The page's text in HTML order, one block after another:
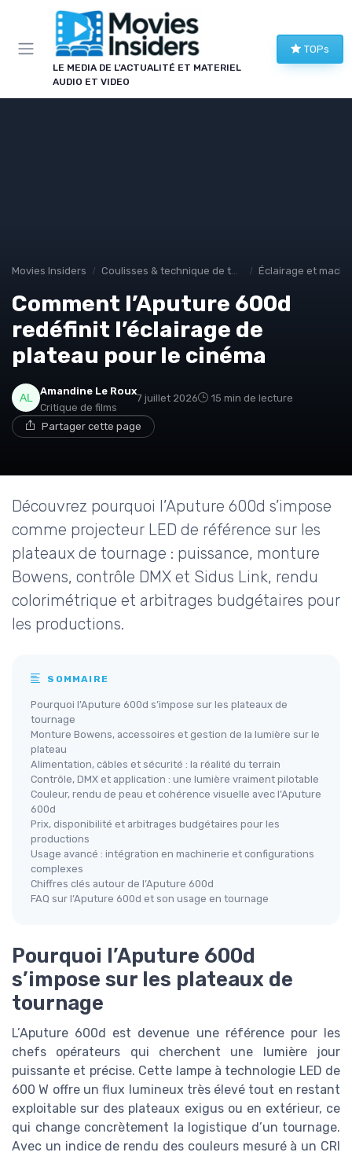
LE MEDIA DE L'ACTUALITÉ ET MATERIEL
AUDIO ET VIDEO
TOPs
Movies Insiders Coulisses & technique de tournage Éclairage et
Comment l’Aputure 600d
redéfinit l’éclairage de
plateau pour le cinéma
Amandine Le Roux
Critique de films
7 juillet 2026 15 min de lecture
Partager cette page
Découvrez pourquoi l’Aputure 600d s’impose
comme projecteur LED de référence sur les
plateaux de tournage : puissance, monture
Bowens, contrôle DMX et Sidus Link, rendu
colorimétrique et arbitrages budgétaires pour
les productions.
SOMMAIRE
Pourquoi l’Aputure 600d s’impose sur les plateaux de
tournage
Monture Bowens, accessoires et gestion de la lumière sur le
plateau
Alimentation, câbles et sécurité : la réalité du terrain
Contrôle, DMX et application : une lumière vraiment pilotable
Couleur, rendu de peau et cohérence visuelle avec l’Aputure
600d
Prix, disponibilité et arbitrages budgétaires pour les
productions
Usage avancé : intégration en machinerie et configurations
complexes
Chiffres clés autour de l’Aputure 600d
FAQ sur l’Aputure 600d et son usage en tournage
Pourquoi l’Aputure 600d
s’impose sur les plateaux de
tournage
L’Aputure 600d est devenue une référence pour les
chefs opérateurs qui cherchent une lumière jour
puissante et précise. Cette lampe à technologie LED de
600 W offre un flux lumineux très élevé tout en restant
exploitable sur des plateaux exigus ou en extérieur, ce
qui change concrètement la logistique d’un tournage.
Avec un indice de rendu des couleurs mesuré à un CRI
Panneau de gestion des cookies